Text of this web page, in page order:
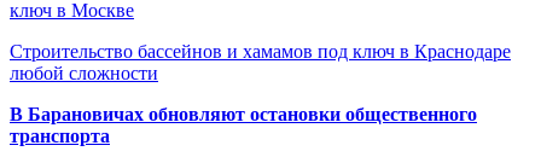
ключ в Москве
Строительство бассейнов и хамамов под ключ в Краснодаре
любой сложности
В Барановичах обновляют остановки общественного
транспорта